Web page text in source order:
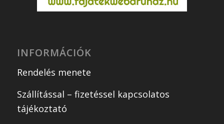
INFORMÁCIÓK
Rendelés menete
Szállítással – fizetéssel kapcsolatos
tájékoztató